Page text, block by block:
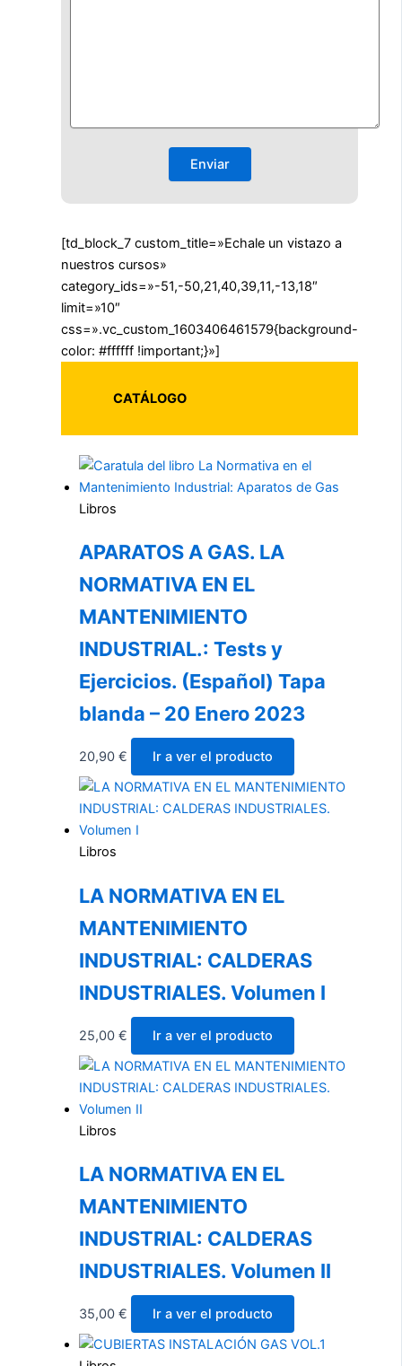
[td_block_7 custom_title=»Echale un vistazo a
nuestros cursos»
category_ids=»-51,-50,21,40,39,11,-13,18″
limit=»10″
css=».vc_custom_1603406461579{background-
color: #ffffff !important;}»]
CATÁLOGO
Libros
APARATOS A GAS. LA
NORMATIVA EN EL
MANTENIMIENTO
INDUSTRIAL.: Tests y
Ejercicios. (Español) Tapa
blanda – 20 Enero 2023
20,90 € Ir a ver el producto
Libros
LA NORMATIVA EN EL
MANTENIMIENTO
INDUSTRIAL: CALDERAS
INDUSTRIALES. Volumen I
25,00 € Ir a ver el producto
Libros
LA NORMATIVA EN EL
MANTENIMIENTO
INDUSTRIAL: CALDERAS
INDUSTRIALES. Volumen II
35,00 € Ir a ver el producto